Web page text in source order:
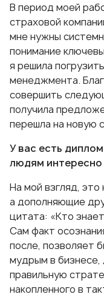
В период моей
страховой
мне нужны
понимание
я решила
менеджмента.
совершить
получила
перешла на новую
У вас есть
людям интересно
На мой взгляд,
а дополняющие
цитата: «Кто
Сам факт
после, позволяет
мудрым в
правильную
накопленного в